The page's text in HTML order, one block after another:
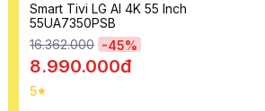
Google Tivi Sony 4K 55 inch K-55S20M2
24.102.000 -47%
12.890.000đ
5